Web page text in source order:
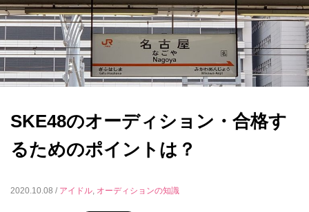
SKE48のオーディション・合格す
るためのポイントは？
2020.10.08 / アイドル, オーディションの知識